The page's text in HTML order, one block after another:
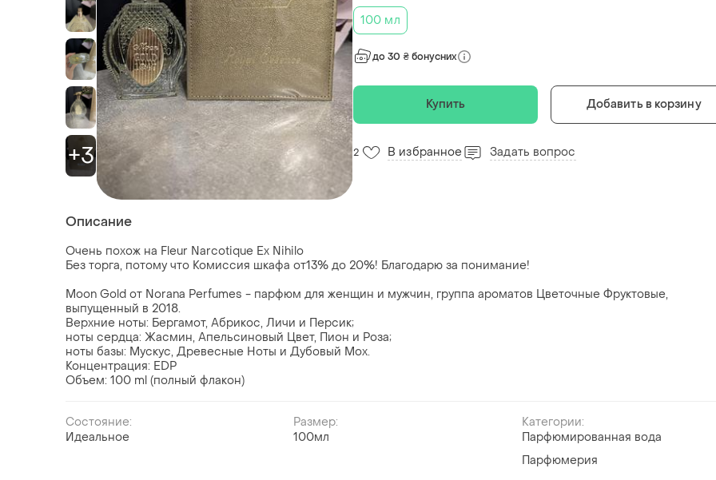
+3
100 мл
до 30 ₴ бонусних
Купить Добавить в корзину
2 В избранное Задать вопрос
Описание
Очень похож на Fleur Narcotique Ex Nihilo
Без торга, потому что Комиссия шкафа от13% до 20%! Благодарю за понимание!
Moon Gold от Norana Perfumes - парфюм для женщин и мужчин, группа ароматов Цветочные Фруктовые,
выпущенный в 2018.
Верхние ноты: Бергамот, Абрикос, Личи и Персик;
ноты сердца: Жасмин, Апельсиновый Цвет, Пион и Роза;
ноты базы: Мускус, Древесные Ноты и Дубовый Мох.
Концентрация: EDP
Объем: 100 ml (полный флакон)
Состояние:
Идеальное
Размер:
100мл
Категории:
Парфюмированная вода
Парфюмерия